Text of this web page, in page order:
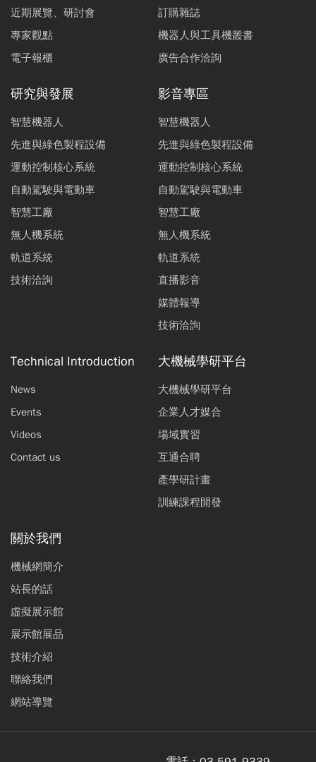
近期展覽、研討會
專家觀點
電子報櫃
訂購雜誌
機器人與工具機叢書
廣告合作洽詢
研究與發展
智慧機器人
先進與綠色製程設備
運動控制核心系統
自動駕駛與電動車
智慧工廠
無人機系統
軌道系統
技術洽詢
影音專區
智慧機器人
先進與綠色製程設備
運動控制核心系統
自動駕駛與電動車
智慧工廠
無人機系統
軌道系統
直播影音
媒體報導
技術洽詢
Technical Introduction
News
Events
Videos
Contact us
大機械學研平台
大機械學研平台
企業人才媒合
場域實習
互通合聘
產學研計畫
訓練課程開發
關於我們
機械網簡介
站長的話
虛擬展示館
展示館展品
技術介紹
聯絡我們
網站導覽